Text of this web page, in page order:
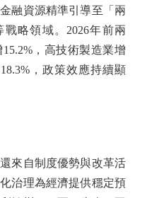
融資源精準引導至「兩
略領域。2026年前兩
，高技術製造業增
，政策效應持續顯
自制度優勢與改革活
治理為經濟提供穩定預